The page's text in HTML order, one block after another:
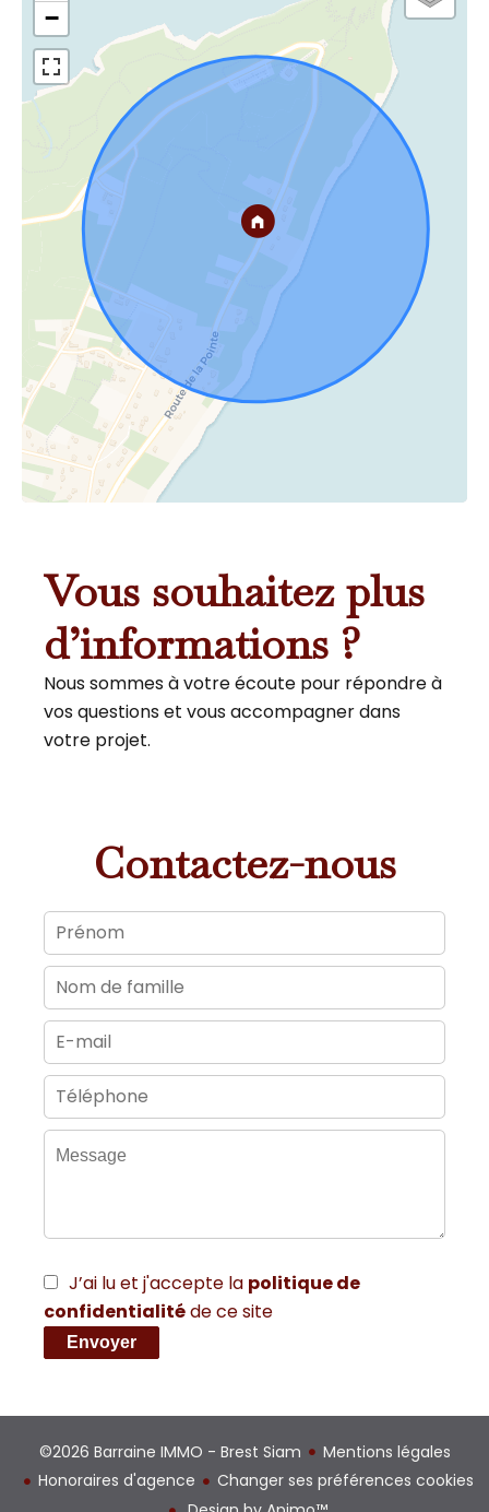
−
Vous souhaitez plus
d’informations ?
Nous sommes à votre écoute pour répondre à
vos questions et vous accompagner dans
votre projet.
Contactez-nous
J’ai lu et j'accepte la politique de
confidentialitéde ce site
Envoyer
©2026 Barraine IMMO - Brest Siam
Mentions légales
Honoraires d'agence
Changer ses préférences cookies